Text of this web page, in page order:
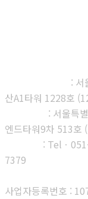
: 서
산A1타워 1228호
: 서울특
엔드타워9차 513호
: Telㆍ
7379
사업자등록번호 :